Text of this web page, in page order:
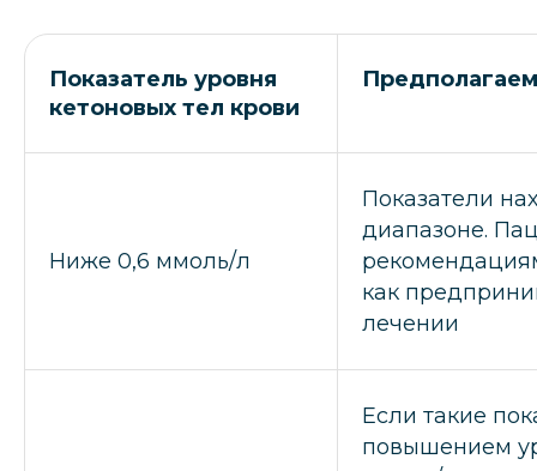
Показатель уровня
кетоновых тел крови
Ниже 0,6 ммоль/л
Показатели
диапазоне.
как
лечении
Если такие
повышением